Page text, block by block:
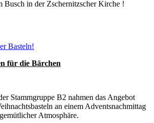
Busch in der Zschernitzscher Kirche !
Basteln!
für die Bärchen
Stammgruppe B2 nahmen das Angebot
an einem Adventsnachmittag
Atmosphäre.